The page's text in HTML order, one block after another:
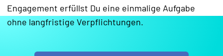
Engagement erfüllst Du eine einmalige Aufgabe
ohne langfristige Verpflichtungen.